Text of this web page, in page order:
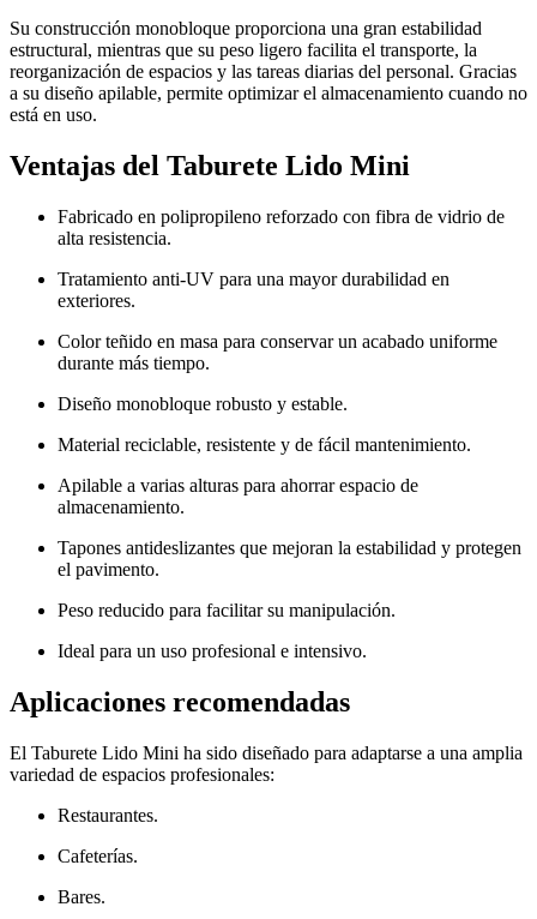
Su construcción monobloque proporciona una gran estabilidad
estructural, mientras que su peso ligero facilita el transporte, la
reorganización de espacios y las tareas diarias del personal. Gracias
a su diseño apilable, permite optimizar el almacenamiento cuando no
está en uso.
Ventajas del Taburete Lido Mini
Fabricado en polipropileno reforzado con fibra de vidrio de
alta resistencia.
Tratamiento anti-UV para una mayor durabilidad en
exteriores.
Color teñido en masa para conservar un acabado uniforme
durante más tiempo.
Diseño monobloque robusto y estable.
Material reciclable, resistente y de fácil mantenimiento.
Apilable a varias alturas para ahorrar espacio de
almacenamiento.
Tapones antideslizantes que mejoran la estabilidad y protegen
el pavimento.
Peso reducido para facilitar su manipulación.
Ideal para un uso profesional e intensivo.
Aplicaciones recomendadas
El Taburete Lido Mini ha sido diseñado para adaptarse a una amplia
variedad de espacios profesionales:
Restaurantes.
Cafeterías.
Bares.